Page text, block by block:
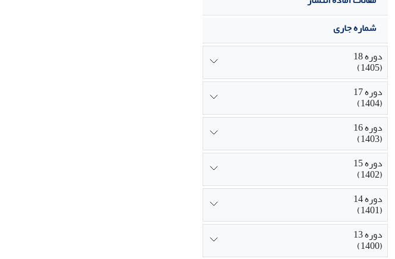
شماره جاری
دوره 18
(1405)
دوره 17
(1404)
دوره 16
(1403)
دوره 15
(1402)
دوره 14
(1401)
دوره 13
(1400)